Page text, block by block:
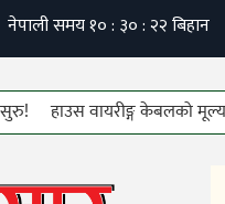
हाउस वायरीङ्ग केबलको मूल्यवृद्धि!